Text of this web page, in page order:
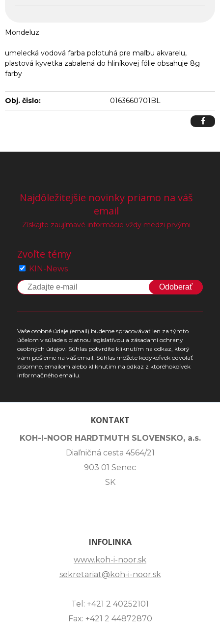
Mondeluz
umelecká vodová farba polotuhá pre maľbu akvarelu,
plastová kyvetka zabalená do hliníkovej fólie obsahuje 8g
farby
Obj. čislo: 0163660701BL
Najdôležitejšie novinky priamo na váš
email
Získajte zaujímavé informácie vždy medzi prvými
Zvoľte témy
KIN-News
Odoberať
Vaše osobné údaje (email) budeme spracovávať len za týmto
účelom v súlade s platnou legislatívou a zásadami ochrany
osobných údajov. Súhlas potvrdíte kliknutím na odkaz, ktorý
vám pošleme na váš email. Súhlas môžete kedykoľvek odvolať
písomne, emailom alebo kliknutím na odkaz z ktoréhokoľvek
informačného emailu.
KONTAKT
KOH-I-NOOR HARDTMUTH SLOVENSKO, a.s.
Diaľničná cesta 4564/21
903 01 Senec
SK
INFOLINKA
www.koh-i-noor.sk
sekretariat@koh-i-noor.sk
Tel: +421 2 40252101
Fax: +421 2 44872870